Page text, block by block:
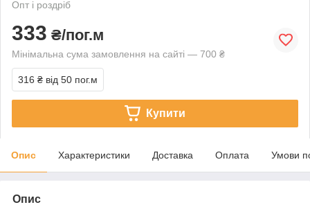
Опт і роздріб
333 ₴/пог.м
Мінімальна сума замовлення на сайті — 700 ₴
316 ₴ від 50 пог.м
Купити
Опис Характеристики Доставка Оплата Умови
Опис